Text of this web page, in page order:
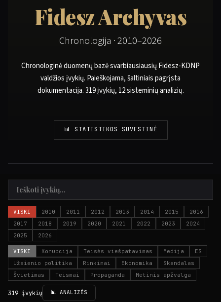
Fidesz Archyvas
Chronologija · 2010–2026
Chronologinė duomenų bazė svarbiausiausių Fidesz-KDNP
valdžios įvykių. Paieškojama, šaltiniais pagrįsta
dokumentacija. 319 įvykių, 12 sisteminių analizių.
📊 STATISTIKOS SUVESTINĖ
VISKI 2010 2011 2012 2013 2014 2015
2016
2017
2018 2019 2020 2021 2022 2023
2024
2025
2026
VISKI Korupcija Teisės viešpatavimas Medija
ES
Užsienio politika
Rinkimai Ekonomika
Skandalas
Švietimas
Teismai Propaganda Metinis apžvalga
319 įvykių 📊 ANALIZĖS